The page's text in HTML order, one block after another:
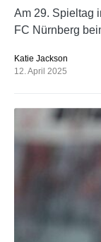
Am 29. Spieltag
FC Nürnberg
Katie Jackson
12. April 2025